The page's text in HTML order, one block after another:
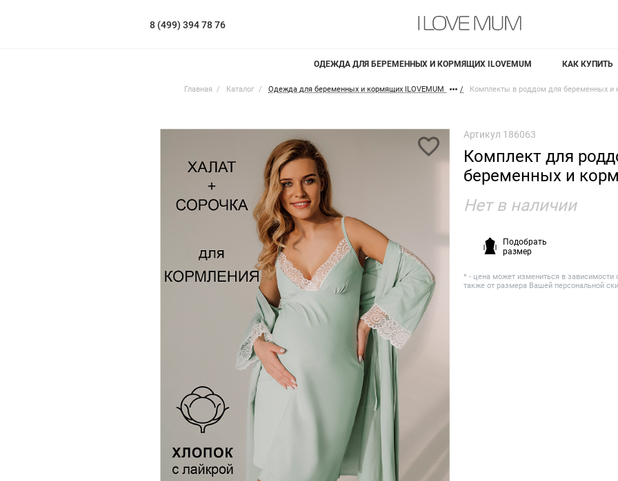
8 (499) 394 78 76
ОДЕЖДА ДЛЯ БЕРЕМЕННЫХ И КОРМЯЩИХ ILOVEMUM КАК КУПИТЬ
Главная Каталог Одежда для беременных и кормящих ILOVEMUM Комплекты в роддом для беременных и
Артикул 186063
Комплект для
беременных и
Нет в наличии
Подобрать
размер
* - цена может измениться в зависимости
также от размера Вашей персональной